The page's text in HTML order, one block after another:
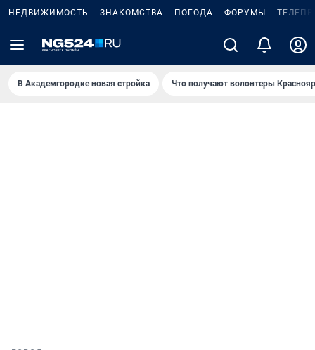
НЕДВИЖИМОСТЬ ЗНАКОМСТВА ПОГОДА ФОРУМЫ
В Академгородке новая стройка Что получают волонтеры